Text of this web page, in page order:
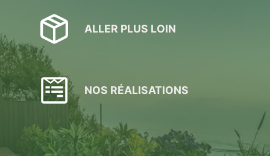
ALLER PLUS LOIN
NOS RÉALISATIONS